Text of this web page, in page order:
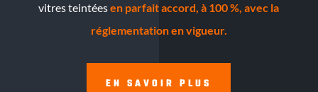
vitres teintéesen parfait accord, à 100 %, avec la
réglementation en vigueur.
EN SAVOIR PLUS